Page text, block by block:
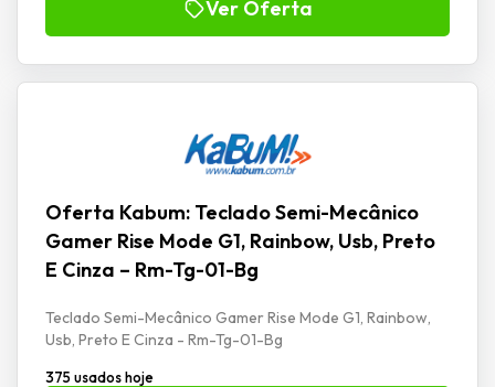
Ver Oferta
Oferta Kabum: Teclado Semi-Mecânico
Gamer Rise Mode G1, Rainbow, Usb, Preto
E Cinza – Rm-Tg-01-Bg
Teclado Semi-Mecânico Gamer Rise Mode G1, Rainbow,
Usb, Preto E Cinza - Rm-Tg-01-Bg
375 usados hoje